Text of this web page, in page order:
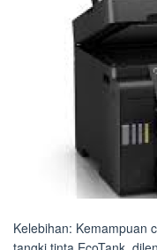
Kelebihan: Kemampuan